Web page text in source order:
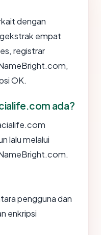
dengan
empat
registrar
OK.
ada?
lalu melalui
pengguna dan
enkripsi